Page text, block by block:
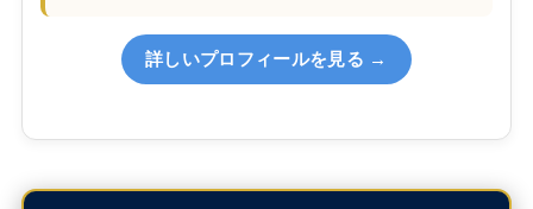
詳しいプロフィールを見る →